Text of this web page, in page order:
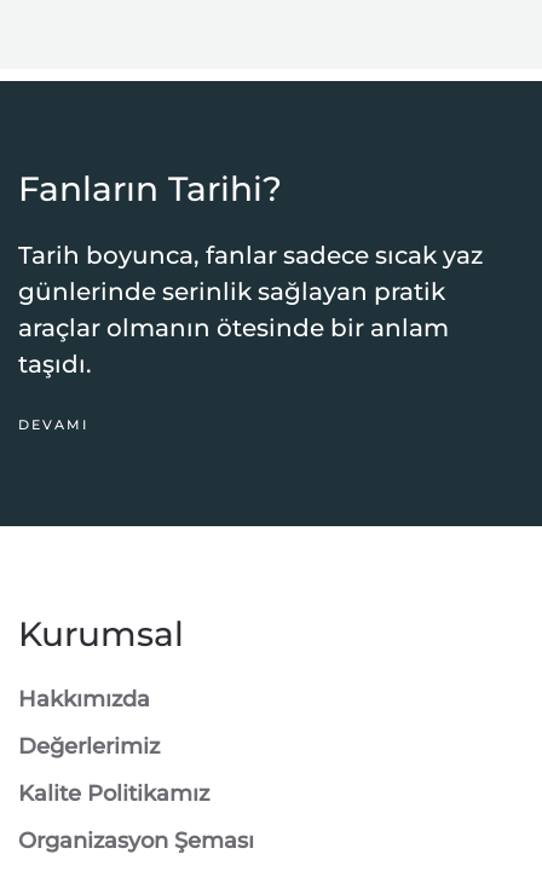
Fanların Tarihi?
Tarih boyunca, fanlar sadece sıcak yaz
günlerinde serinlik sağlayan pratik
araçlar olmanın ötesinde bir anlam
taşıdı.
DEVAMI
Kurumsal
Hakkımızda
Değerlerimiz
Kalite Politikamız
Organizasyon Şeması